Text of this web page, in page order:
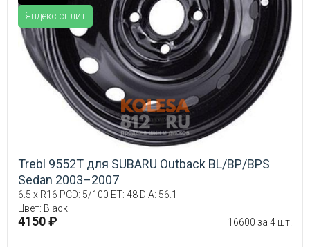
Яндекс.сплит
Trebl 9552T для SUBARU Outback BL/BP/BPS
Sedan 2003–2007
6.5 x R16 PCD: 5/100 ET: 48 DIA: 56.1
Цвет: Black
4150 ₽ 16600 за 4 шт.